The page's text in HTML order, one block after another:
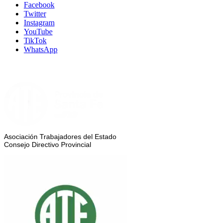
Facebook
Twitter
Instagram
YouTube
TikTok
WhatsApp
Asociación Trabajadores del Estado
Consejo Directivo Provincial